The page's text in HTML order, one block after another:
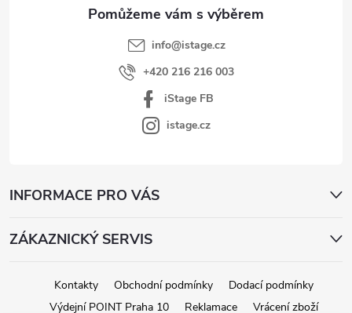
info@istage.cz
+420 216 216 003
iStage FB
istage.cz
INFORMACE PRO VÁS
ZÁKAZNICKÝ SERVIS
Kontakty Obchodní podmínky
Dodací podmínky
Výdejní POINT Praha 10
Reklamace
Vrácení zboží